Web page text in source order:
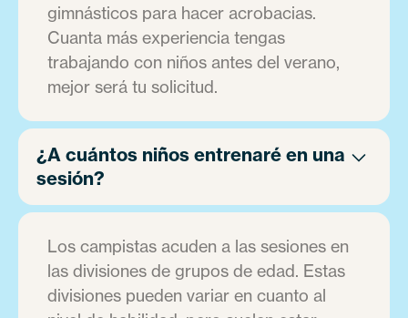
gimnásticos para hacer acrobacias.
Cuanta más experiencia tengas
trabajando con niños antes del verano,
mejor será tu solicitud.
¿A cuántos niños entrenaré en una
sesión?
Los campistas acuden a las sesiones en
las divisiones de grupos de edad. Estas
divisiones pueden variar en cuanto al